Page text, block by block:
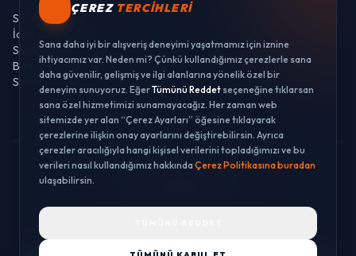
Sipariş Takibi
İade ve Değişim
Sıkça Sorulan Sorular
Banka Hesaplarımız
Sipariş Takibi
© 2026 LUSTWAY. TÜM HAKLARI SAKLIDIR.
ÇEREZ TERCIHLERI
Sana daha iyi bir alışveriş deneyimi yaşatmamız için iznine
ihtiyacımız var. Neden mi? Çünkü kullandığımız çerezlerle sana
daha güvenilir, gelişmiş ve ilgi alanlarına yönelik özel bir
deneyim sunuyoruz. EğerTümünü Reddet seçeneğine tıklarsan
sana özel hizmetimizi sunamayacağız. Her zaman web
sitemizde yer alan “Çerez Ayarları” öğesine tıklayarak
çerezlerine ilişkin onay ayarlarını değiştirebilirsin. Ayrıca
çerezler aracılığıyla hangi kişisel verilerini topladığımızı ve bu
verileri nasıl kullandığımız hakkındaÇerez Politikasına buradan
ulaşabilirsin.